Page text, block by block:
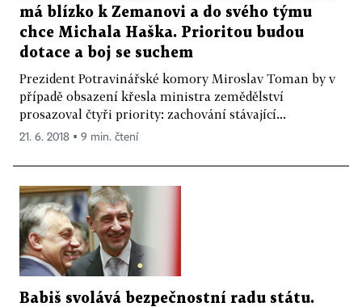
má blízko k Zemanovi a do svého týmu
chce Michala Haška. Prioritou budou
dotace a boj se suchem
Prezident Potravinářské komory Miroslav Toman by v
případě obsazení křesla ministra zemědělství
prosazoval čtyři priority: zachování stávající...
21. 6. 2018 ▪ 9 min. čtení
Babiš svolává bezpečnostní radu státu.